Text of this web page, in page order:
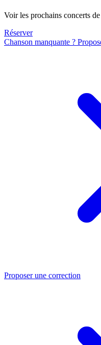
Voir les prochains concerts
Réserver
Chanson manquante ?
Proposer une correction